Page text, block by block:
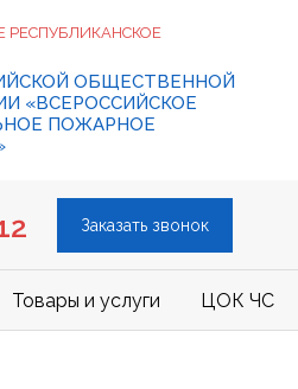
РЕСПУБЛИКАНСКОЕ
ОБЩЕСТВЕННОЙ
«ВСЕРОССИЙСКОЕ
ПОЖАРНОЕ
Заказать звонок
Товары и услуги ЦОК ЧС